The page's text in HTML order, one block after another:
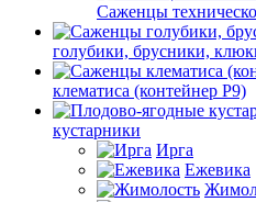
Саженцы
голубики, брусники,
клематиса (контейнер Р9)
кустарники
Ирга
Ежевика